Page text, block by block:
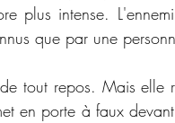
plus intense.
que par une
tout repos. Mais elle
en porte à faux